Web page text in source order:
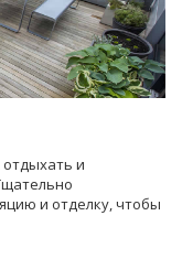
и
и отделку, чтобы